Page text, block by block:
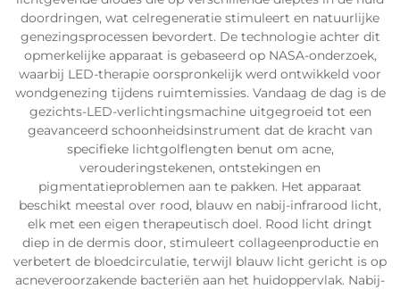
doordringen, wat celregeneratie stimuleert en natuurlijke
genezingsprocessen bevordert. De technologie achter dit
opmerkelijke apparaat is gebaseerd op NASA-onderzoek,
waarbij LED-therapie oorspronkelijk werd ontwikkeld voor
wondgenezing tijdens ruimtemissies. Vandaag de dag is de
gezichts-LED-verlichtingsmachine uitgegroeid tot een
geavanceerd schoonheidsinstrument dat de kracht van
specifieke lichtgolflengten benut om acne,
verouderingstekenen, ontstekingen en
pigmentatieproblemen aan te pakken. Het apparaat
beschikt meestal over rood, blauw en nabij-infrarood licht,
elk met een eigen therapeutisch doel. Rood licht dringt
diep in de dermis door, stimuleert collageenproductie en
verbetert de bloedcirculatie, terwijl blauw licht gericht is op
acneveroorzakende bacteriën aan het huidoppervlak. Nabij-